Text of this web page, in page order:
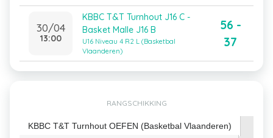
30/04
13:00
KBBC T&T Turnhout J16 C -
Basket Malle J16 B
U16 Niveau 4 R2 L (Basketbal
Vlaanderen)
56 -
37
RANGSCHIKKING
KBBC T&T Turnhout OEFEN (Basketbal Vlaanderen)